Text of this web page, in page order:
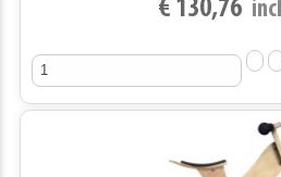
€ 130,76